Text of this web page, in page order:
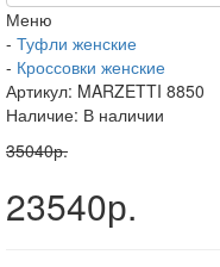
Меню
- Туфли женские
- Кроссовки женские
Артикул: MARZETTI 8850
Наличие: В наличии
35040р.
23540р.